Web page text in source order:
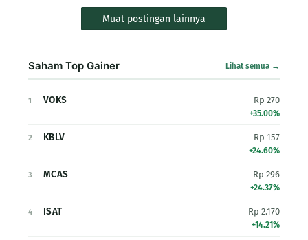
Muat postingan lainnya
Saham Top Gainer Lihat semua →
1 VOKS Rp 270
+35.00%
2 KBLV Rp 157
+24.60%
3 MCAS Rp 296
+24.37%
4 ISAT Rp 2.170
+14.21%